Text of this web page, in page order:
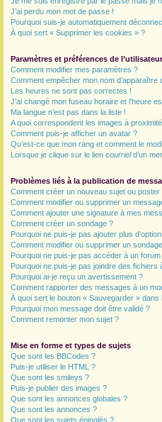
J’ai perdu mon mot de passe !
Pourquoi suis-je automatiquement
À quoi sert « Supprimer les cookies » ?
Paramètres et préférences de l’utilisateur
Comment modifier mes paramètres ?
Comment empêcher mon nom
Les heures ne sont pas correctes !
J’ai changé mon fuseau horaire et l’heure
Ma langue n’est pas dans la liste !
A quoi correspondent les images à
Comment puis-je afficher un avatar ?
Qu’est-ce que mon rang et comment le
Lorsque je clique sur le lien courrield’un
Problèmes liés à la publication de
Comment créer un nouveau sujet ou
Comment modifier ou supprimer un
Comment ajouter une signature à mes
Comment créer un sondage ?
Pourquoi ne puis-je pas ajouter plus
Comment modifier ou supprimer un
Pourquoi ne puis-je pas accéder à un forum
Pourquoi ne puis-je pas joindre des fichiers
Pourquoi ai-je reçu un avertissement ?
Comment rapporter des messages à un
À quoi sert le bouton « Sauvegarder »
Pourquoi mon message doit être validé ?
Comment remonter mon sujet ?
Mise en forme et types de sujets
Que sont les BBCodes ?
Puis-je utiliser le HTML ?
Que sont les smileys ?
Puis-je publier des images ?
Que sont les annonces globales ?
Que sont les annonces ?
Que sont les sujets épinglés ?